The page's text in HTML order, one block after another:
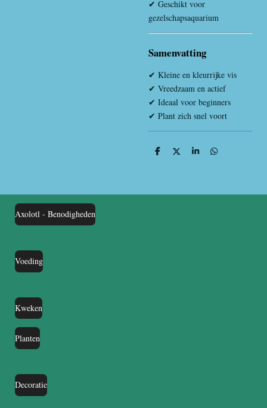
✔ Geschikt voor
gezelschapsaquarium
Samenvatting
✔ Kleine en kleurrijke vis
✔ Vreedzaam en actief
✔ Ideaal voor beginners
✔ Plant zich snel voort
D
D
S
D
Axolotl - Benodigheden
Voeding
Kweken
Planten
Decoratie